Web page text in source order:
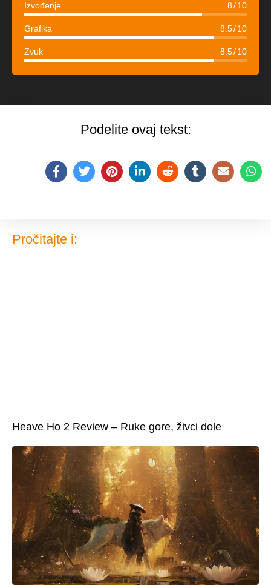
Izvođenje 8 10
Grafika 8.5 10
Zvuk 8.5 10
Podelite ovaj tekst:
Pročitajte i:
Heave Ho 2 Review – Ruke gore, živci dole